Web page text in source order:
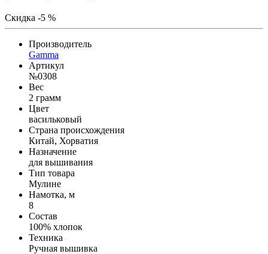
Скидка -5 %
Производитель
Gamma
Артикул
№0308
Вес
2 грамм
Цвет
васильковый
Страна происхождения
Китай, Хорватия
Назначение
для вышивания
Тип товара
Мулине
Намотка, м
8
Состав
100% хлопок
Техника
Ручная вышивка